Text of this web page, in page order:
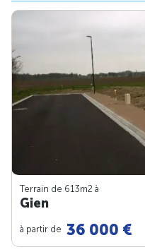
Terrain de 613m2 à
Gien
à partir de 36 000 €